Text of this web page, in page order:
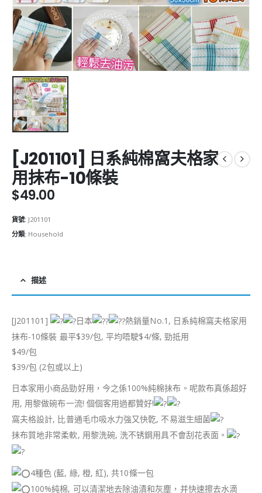
[J201101] 日系純棉窩夫格家
用抺布-10條裝
$49.00
貨號: J201101
分類: Household
描述
[J201101] 日本
熱銷量No.1, 日系純棉窩夫格家用
抺布-10條裝 最平$39/包, 平均唔駛$4/條, 勁抵用
$49/包
$39/包 (2包或以上)
日本家用小商品勁好用，今之係100%純棉抺布。呢款布真係超好
用, 用黎做碗布一流! 個個客用過都贊好!
窩夫格設計, 比普通毛巾吸水力強又快亁, 不易滋生細菌
抺布質地非常柔軟, 用黎洗碗, 洗不锈鋼用具不會刮花表面。
4種色 (藍, 綠, 橙, 紅), 共10條一包
100%純棉, 可以清潔地去除油漬和灰塵，并快速擦去水滴